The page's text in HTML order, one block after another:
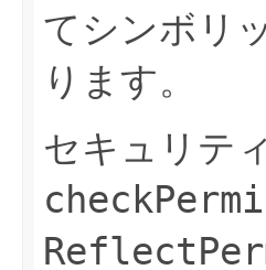
てシンボリ
ります。
セキュリテ